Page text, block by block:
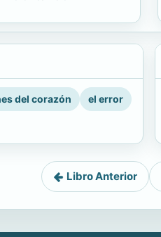
del corazón
el error
Libro Anterior